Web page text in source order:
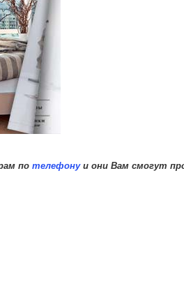
по телефонуи они Вам смогут